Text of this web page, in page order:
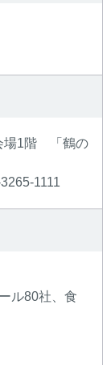
場1階 「鶴の
1111
ル80社、食